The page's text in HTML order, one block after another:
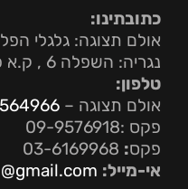
כתובתינו:
אולם תצוגה: גלגלי הפלדה 20 הרצליה
נגריה: השפלה 6 , ק.א פתח תקווה
טלפון:
אולם תצוגה –
פקס :09-9576918
פקס:
אי-מייל: